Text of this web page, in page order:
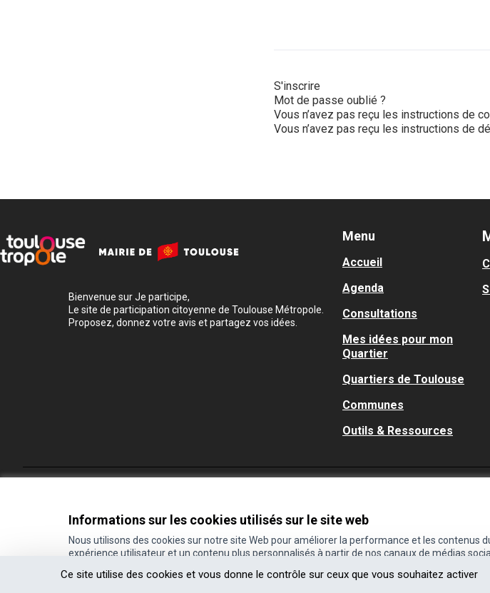
Ce site utilise des cookies et vous donne le contrôle sur ceux que vous souhaitez activer
Informations sur les cookies utilisés sur le site web
Nous utilisons des cookies sur notre site Web pour améliorer la performance et les contenus
expérience utilisateur et un contenu plus personnalisés à partir de nos canaux de médias
S'inscrire
Mot de passe oublié ?
Vous n’avez pas reçu les instructions de
Vous n’avez pas reçu les instructions de
Bienvenue sur Je participe,
Le site de participation citoyenne de Toulouse Métropole.
Proposez, donnez votre avis et partagez vos idées.
Menu
Accueil
Agenda
Consultations
Mes idées pour mon
Quartier
Quartiers de Toulouse
Communes
Outils & Ressources
(Lien externe)
Site réalisé grâce aulogiciel libre Decidim
(Lien externe)
.